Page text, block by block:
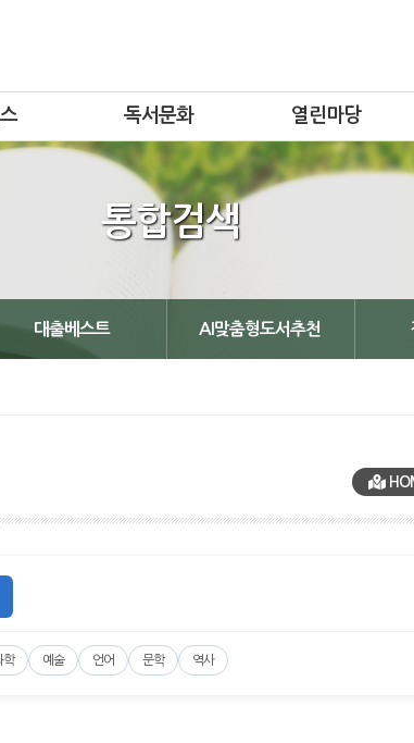
독서문화 열린마당
통합검색
대출베스트 AI맞춤형도서추천
학 예술 언어 문학 역사